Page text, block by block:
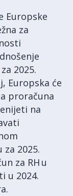
Europske
za
2025.
Europska će
proračuna
na
2025.
za RH u
u 2024.